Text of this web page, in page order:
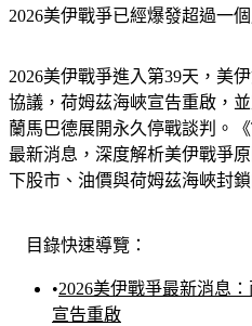
2026美伊戰爭進入第39天，美
協議，荷姆茲海峽宣告重啟，
蘭馬巴德展開永久停戰談判。
最新消息，深度解析美伊戰爭
•2026美伊戰爭最新消息